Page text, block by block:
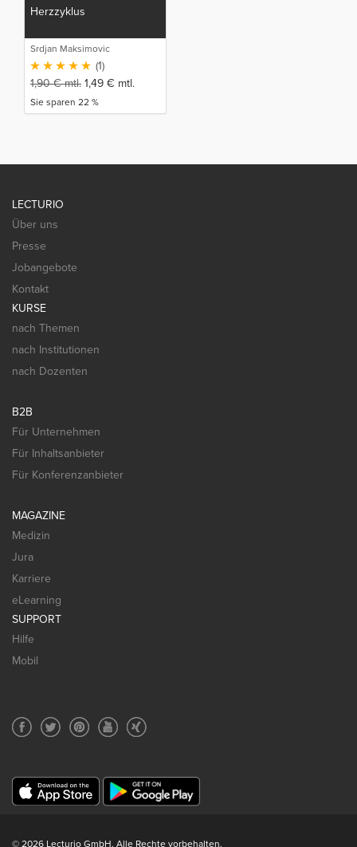
Herzzyklus
Srdjan Maksimovic
(1)
1,90€mtl. 1,49 € mtl.
Sie sparen 22 %
LECTURIO
Über uns
Presse
Jobangebote
Kontakt
KURSE
nach Themen
nach Institutionen
nach Dozenten
B2B
Für Unternehmen
Für Inhaltsanbieter
Für Konferenzanbieter
MAGAZINE
Medizin
Jura
Karriere
eLearning
SUPPORT
Hilfe
Mobil
© 2026 Lecturio GmbH. Alle Rechte vorbehalten.